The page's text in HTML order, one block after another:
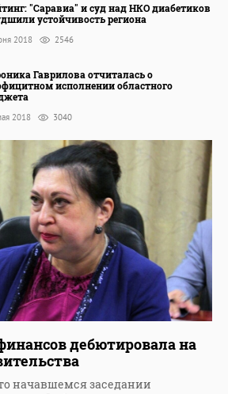
"Саравиа" и суд над НКО диабетиков
устойчивость региона
2018 2546
Гаврилова отчиталась о
исполнении областного
2018 3040
дебютировала на
начавшемся заседании